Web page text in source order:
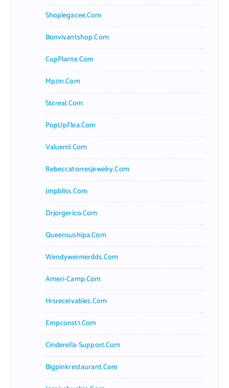
Shoplegacee.com
Bonvivantshop.com
CupPlante.com
Mpzin.com
Stcreal.com
PopUpFlea.com
Valueml.com
Rebeccatorresjewelry.com
Jmpbliss.com
Drjorgerico.com
Queensushipa.com
Wendyweimerdds.com
Ameri-Camp.com
Hrsreceivables.com
Empconst1.com
Cinderella-Support.com
Bigpinkrestaurant.com